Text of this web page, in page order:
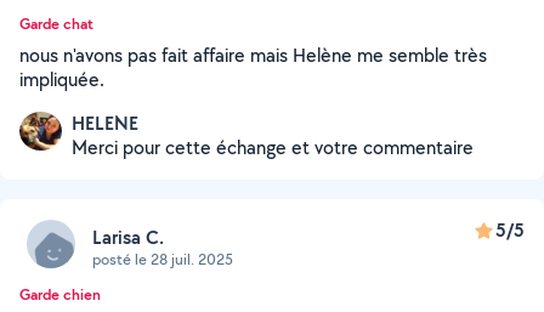
Garde chat
nous n'avons pas fait affaire mais Helène me semble très
impliquée.
HELENE
Merci pour cette échange et votre commentaire
Larisa C.
posté le 28 juil. 2025
5/5
Garde chien